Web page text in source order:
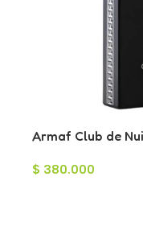
Armaf Club de
$ 380.000